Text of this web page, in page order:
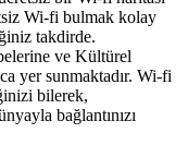
Wi-fi bulmak kolay
takdirde.
ve Kültürel
yer sunmaktadır. Wi-fi
bilerek,
bağlantınızı